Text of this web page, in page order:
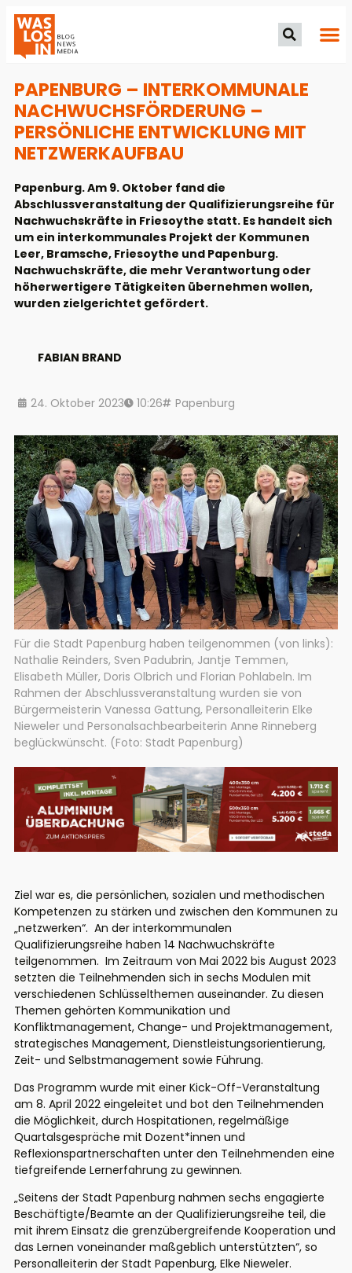
PAPENBURG – INTERKOMMUNALE
NACHWUCHSFÖRDERUNG –
PERSÖNLICHE ENTWICKLUNG MIT
NETZWERKAUFBAU
Papenburg. Am 9. Oktober fand die
Abschlussveranstaltung der Qualifizierungsreihe für
Nachwuchskräfte in Friesoythe statt. Es handelt sich
um ein interkommunales Projekt der Kommunen
Leer, Bramsche, Friesoythe und Papenburg.
Nachwuchskräfte, die mehr Verantwortung oder
höherwertigere Tätigkeiten übernehmen wollen,
wurden zielgerichtet gefördert.
FABIAN BRAND
24. Oktober 2023 10:26 Papenburg
Für die Stadt Papenburg haben teilgenommen (von links):
Nathalie Reinders, Sven Padubrin, Jantje Temmen,
Elisabeth Müller, Doris Olbrich und Florian Pohlabeln. Im
Rahmen der Abschlussveranstaltung wurden sie von
Bürgermeisterin Vanessa Gattung, Personalleiterin Elke
Nieweler und Personalsachbearbeiterin Anne Rinneberg
beglückwünscht. (Foto: Stadt Papenburg)
Ziel war es, die persönlichen, sozialen und methodischen
Kompetenzen zu stärken und zwischen den Kommunen zu
„netzwerken“. An der interkommunalen
Qualifizierungsreihe haben 14 Nachwuchskräfte
teilgenommen. Im Zeitraum von Mai 2022 bis August 2023
setzten die Teilnehmenden sich in sechs Modulen mit
verschiedenen Schlüsselthemen auseinander. Zu diesen
Themen gehörten Kommunikation und
Konfliktmanagement, Change- und Projektmanagement,
strategisches Management, Dienstleistungsorientierung,
Zeit- und Selbstmanagement sowie Führung.
Das Programm wurde mit einer Kick-Off-Veranstaltung
am 8. April 2022 eingeleitet und bot den Teilnehmenden
die Möglichkeit, durch Hospitationen, regelmäßige
Quartalsgespräche mit Dozent*innen und
Reflexionspartnerschaften unter den Teilnehmenden eine
tiefgreifende Lernerfahrung zu gewinnen.
„Seitens der Stadt Papenburg nahmen sechs engagierte
Beschäftigte/Beamte an der Qualifizierungsreihe teil, die
mit ihrem Einsatz die grenzübergreifende Kooperation und
das Lernen voneinander maßgeblich unterstützten“, so
Personalleiterin der Stadt Papenburg, Elke Nieweler.